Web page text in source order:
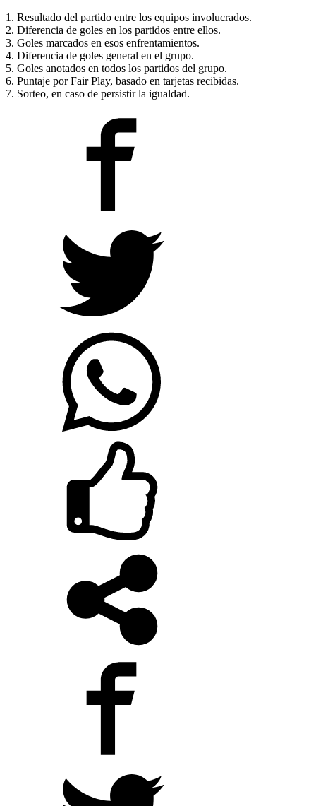
1. Resultado del partido entre los equipos involucrados.
2. Diferencia de goles en los partidos entre ellos.
3. Goles marcados en esos enfrentamientos.
4. Diferencia de goles general en el grupo.
5. Goles anotados en todos los partidos del grupo.
6. Puntaje por Fair Play, basado en tarjetas recibidas.
7. Sorteo, en caso de persistir la igualdad.